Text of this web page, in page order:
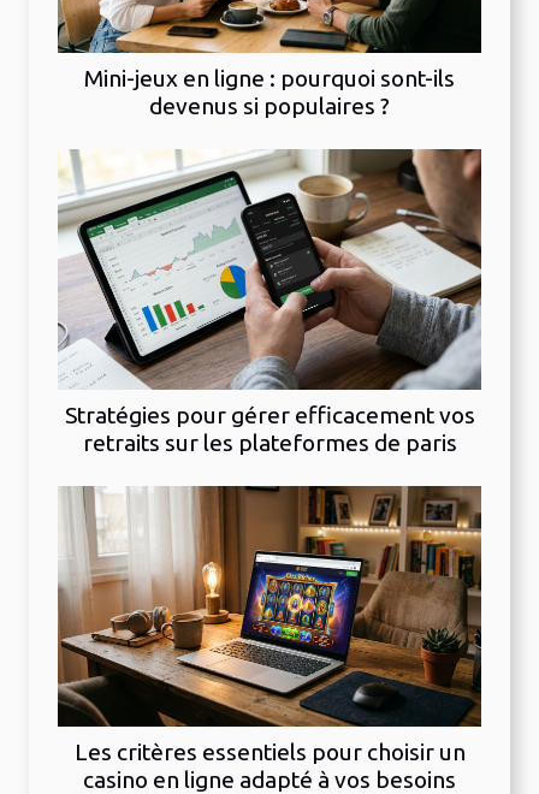
Mini-jeux en ligne : pourquoi sont-ils
devenus si populaires ?
Stratégies pour gérer efficacement vos
retraits sur les plateformes de paris
Les critères essentiels pour choisir un
casino en ligne adapté à vos besoins